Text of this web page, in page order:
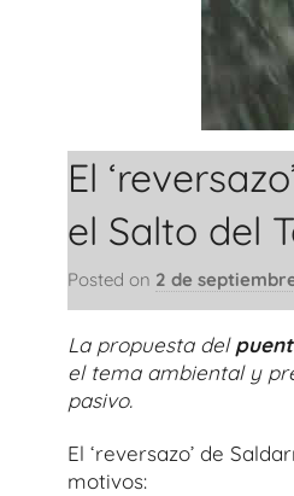
El
el Salto del
Posted on 2 de
La propuesta del
el tema ambiental y
pasivo.
El ‘reversazo’ de
motivos: